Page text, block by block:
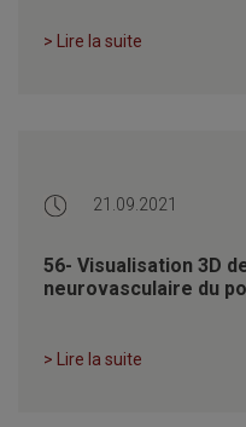
> Lire la suite
21.09.2021
56- Visualisation 3D
neurovasculaire du
> Lire la suite